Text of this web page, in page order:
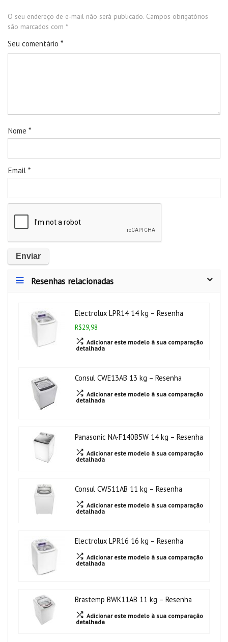
O seu endereço de e-mail não será publicado. Campos obrigatórios
são marcados com *
Seu comentário *
Nome *
Email *
Resenhas relacionadas
Electrolux LPR14 14 kg – Resenha
R$29,98
Adicionar este modelo à sua comparação
detalhada
Consul CWE13AB 13 kg – Resenha
Adicionar este modelo à sua comparação
detalhada
Panasonic NA-F140B5W 14 kg – Resenha
Adicionar este modelo à sua comparação
detalhada
Consul CWS11AB 11 kg – Resenha
Adicionar este modelo à sua comparação
detalhada
Electrolux LPR16 16 kg – Resenha
Adicionar este modelo à sua comparação
detalhada
Brastemp BWK11AB 11 kg – Resenha
Adicionar este modelo à sua comparação
detalhada